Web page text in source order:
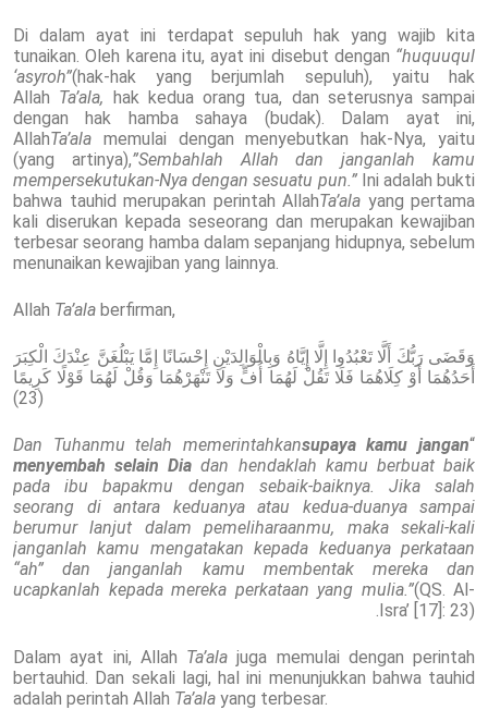
Di dalam ayat ini terdapat sepuluh hak yang wajib kita
tunaikan. Oleh karena itu, ayat ini disebut dengan “huquuqul
‘asyroh”(hak-hak yang berjumlah sepuluh), yaitu hak
Allah Ta’ala, hak kedua orang tua, dan seterusnya sampai
dengan hak hamba sahaya (budak). Dalam ayat ini,
AllahTa’ala memulai dengan menyebutkan hak-Nya, yaitu
(yang artinya),”Sembahlah Allah dan janganlah kamu
mempersekutukan-Nya dengan sesuatu pun.” Ini adalah bukti
bahwa tauhid merupakan perintah AllahTa’ala yang pertama
kali diserukan kepada seseorang dan merupakan kewajiban
terbesar seorang hamba dalam sepanjang hidupnya, sebelum
menunaikan kewajiban yang lainnya.
Allah Ta’ala berfirman,
وَقَضَى رَبُّكَ أَلَّا تَعْبُدُوا إِلَّا إِيَّاهُ وَبِالْوَالِدَيْنِ إِحْسَانًا إِمَّا يَبْلُغَنَّ عِنْدَكَ الْكِبَرَ
أَحَدُهُمَا أَوْ كِلَاهُمَا فَلَا تَقُلْ لَهُمَا أُفٍّ وَلَا تَنْهَرْهُمَا وَقُلْ لَهُمَا قَوْلًا كَرِيمًا
(23)
“
Dan Tuhanmu telah memerintahkansupaya kamu jangan
menyembah selain Dia dan hendaklah kamu berbuat baik
pada ibu bapakmu dengan sebaik-baiknya. Jika salah
seorang di antara keduanya atau kedua-duanya sampai
berumur lanjut dalam pemeliharaanmu, maka sekali-kali
janganlah kamu mengatakan kepada keduanya perkataan
“ah” dan janganlah kamu membentak mereka dan
ucapkanlah kepada mereka perkataan yang mulia.”(QS. Al-
Isra’ [17]: 23).
Dalam ayat ini, Allah Ta’alajuga memulai dengan perintah
bertauhid. Dan sekali lagi, hal ini menunjukkan bahwa tauhid
adalah perintah Allah Ta’ala yang terbesar.